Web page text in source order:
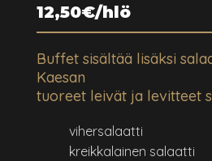
12,50€/hlö
Buffet sisältää lisäksi
Kaesan
tuoreet leivät ja levitteet
vihersalaatti
kreikkalainen salaatti